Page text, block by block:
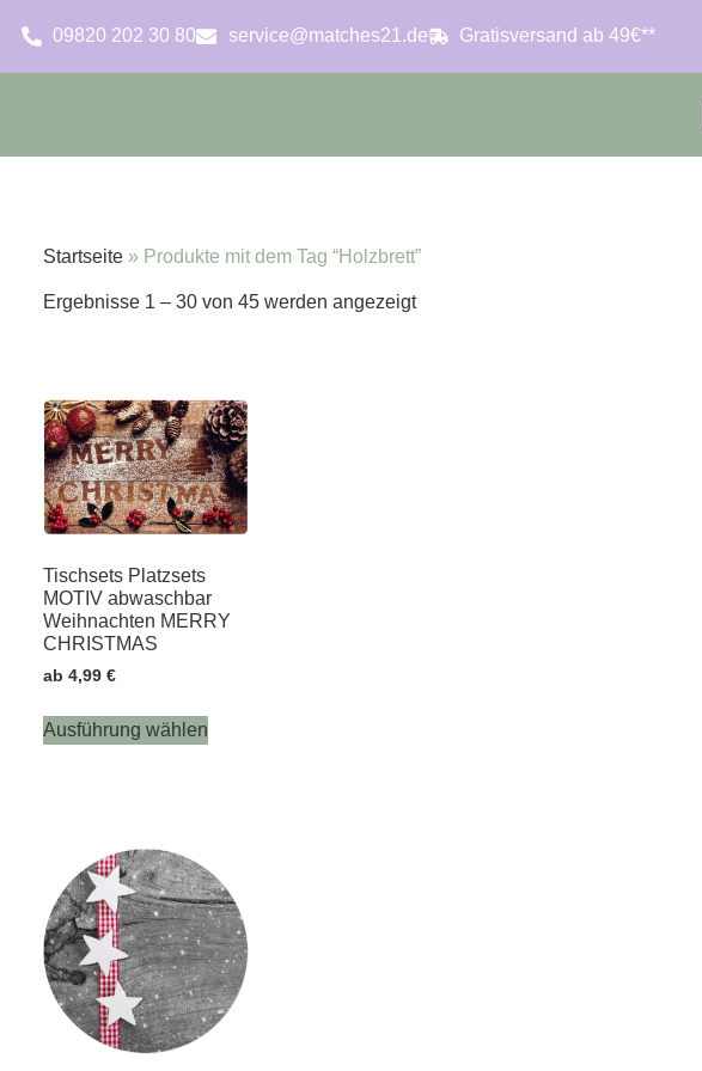
09820 202 30 80 service@matches21.de Gratisversand ab 49€**
Startseite » Produkte mit dem Tag “Holzbrett”
Ergebnisse 1 – 30 von 45 werden angezeigt
Tischsets Platzsets
MOTIV abwaschbar
Weihnachten MERRY
CHRISTMAS
ab 4,99 €
Ausführung wählen